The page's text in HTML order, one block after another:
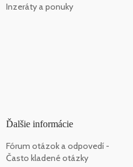
Inzeráty a ponuky
Ďalšie informácie
Fórum otázok a odpovedí -
Často kladené otázky